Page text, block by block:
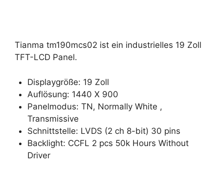
Tianma tm190mcs02 ist ein industrielles 19 Zoll
TFT-LCD Panel.
Displaygröße: 19 Zoll
Auflösung: 1440 X 900
Panelmodus: TN, Normally White ,
Transmissive
Schnittstelle: LVDS (2 ch 8-bit) 30 pins
Backlight: CCFL 2 pcs 50k Hours Without
Driver